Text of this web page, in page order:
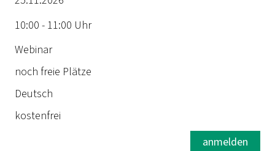
Sprache
10:00 - 11:00 Uhr
Webinar
noch freie Plätze
Deutsch
kostenfrei
anmelden